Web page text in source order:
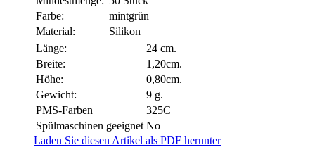
Farbe:
mintgrün
Material:
Silikon
Länge:
24 cm.
Breite:
1,20cm.
Höhe:
0,80cm.
Gewicht:
9 g.
PMS-Farben
325C
Spülmaschinen geeignet No
Laden Sie diesen Artikel als PDF herunter